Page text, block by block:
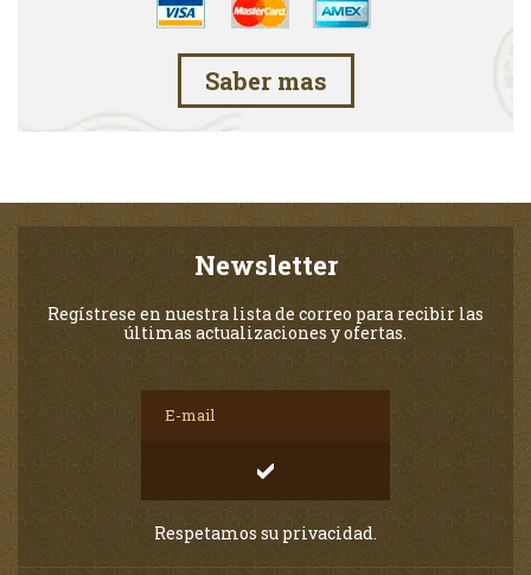
Saber mas
Newsletter
Regístrese en nuestra lista de correo para recibir las
últimas actualizaciones y ofertas.
Respetamos su privacidad.